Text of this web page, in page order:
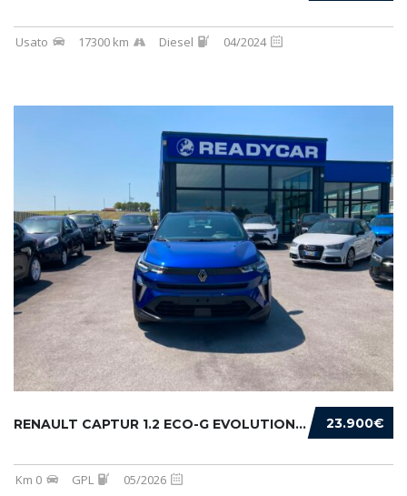
Usato 17300 km Diesel 04/2024
23.900€
RENAULT CAPTUR 1.2 ECO-G EVOLUTION 120CV
Km 0 GPL 05/2026